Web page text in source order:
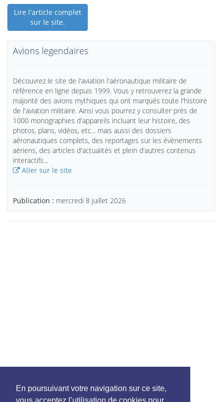
En poursuivant votre navigation sur ce site,
Lire l'article complet
sur le site.
Avions legendaires
Découvrez le site de l'aviation l'aéronautique militaire de
référence en ligne depuis 1999. Vous y retrouverez la grande
majorité des avions mythiques qui ont marqués toute l'histoire
de l'aviation militaire. Ainsi vous pourrez y consulter près de
1000 monographies d'appareils incluant leur histoire, des
photos, plans, vidéos, etc... mais aussi des dossiers
aéronautiques complets, des reportages sur les évènements
aériens, des articles d'actualités et plein d'autres contenus
interactifs...
Aller sur le site
Publication : mercredi 8 juillet 2026